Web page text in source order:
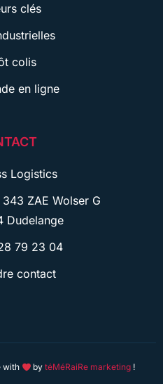
clés
colis
en ligne
Logistics
ZAE Wolser G
Dudelange
79 23 04
contact
with bytéMéRaiRe marketing !